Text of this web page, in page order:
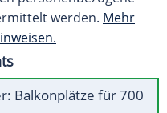
werden. Mehr
Balkonplätze für 700